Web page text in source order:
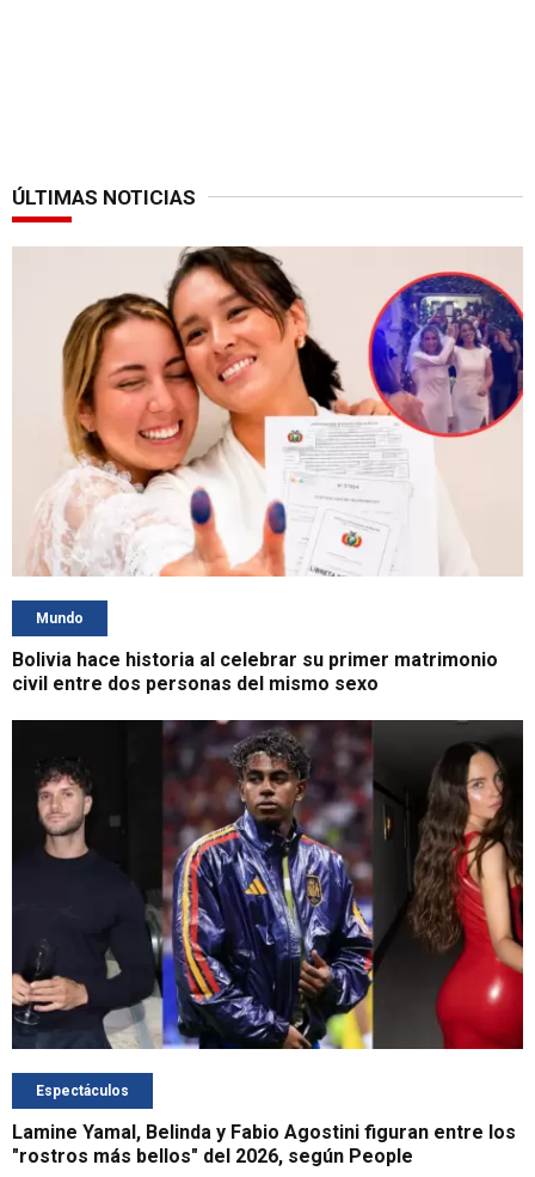
ÚLTIMAS NOTICIAS
Mundo
Bolivia hace historia al celebrar su primer matrimonio
civil entre dos personas del mismo sexo
Espectáculos
Lamine Yamal, Belinda y Fabio Agostini figuran entre los
"rostros más bellos" del 2026, según People